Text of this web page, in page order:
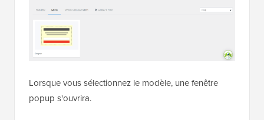
Lorsque vous sélectionnez le modèle, une fenêtre
popup s'ouvrira.